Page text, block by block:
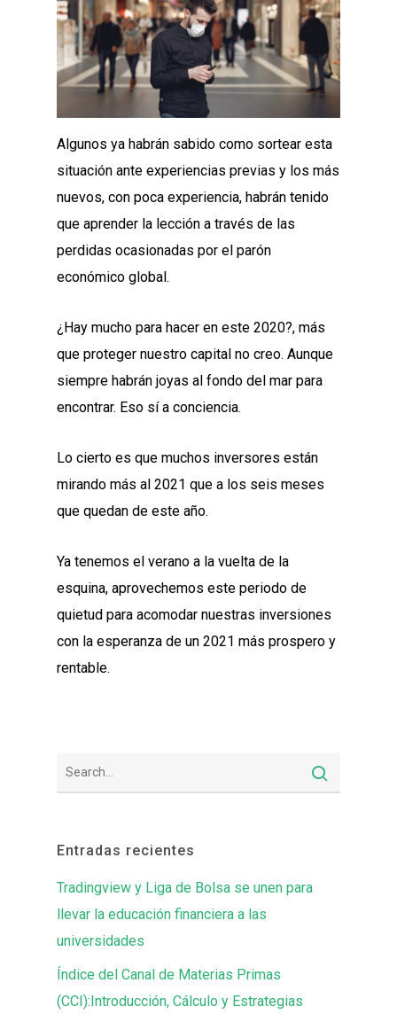
Algunos ya habrán sabido como sortear esta
situación ante experiencias previas y los más
nuevos, con poca experiencia, habrán tenido
que aprender la lección a través de las
perdidas ocasionadas por el parón
económico global.
¿Hay mucho para hacer en este 2020?, más
que proteger nuestro capital no creo. Aunque
siempre habrán joyas al fondo del mar para
encontrar. Eso sí a conciencia.
Lo cierto es que muchos inversores están
mirando más al 2021 que a los seis meses
que quedan de este año.
Ya tenemos el verano a la vuelta de la
esquina, aprovechemos este periodo de
quietud para acomodar nuestras inversiones
con la esperanza de un 2021 más prospero y
rentable.
Entradas recientes
Tradingview y Liga de Bolsa se unen para
llevar la educación financiera a las
universidades
Índice del Canal de Materias Primas
(CCI):Introducción, Cálculo y Estrategias